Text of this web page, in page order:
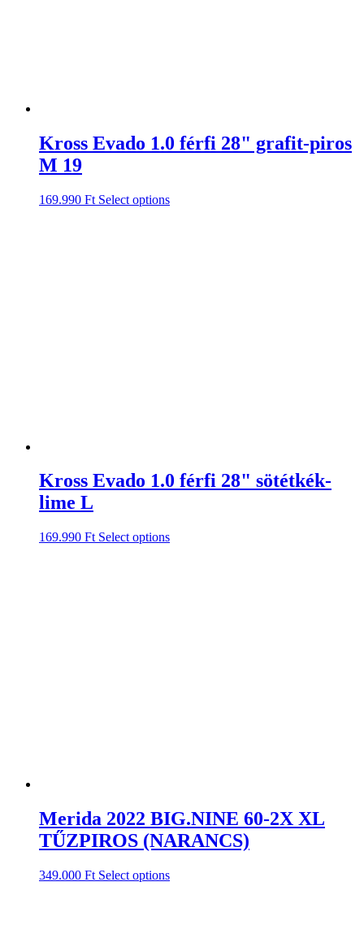
Kross Evado 1.0 férfi 28" grafit-piros
M 19
169.990 Ft Select options
Kross Evado 1.0 férfi 28" sötétkék-
lime L
169.990 Ft Select options
Merida 2022 BIG.NINE 60-2X XL
TŰZPIROS (NARANCS)
349.000 Ft Select options